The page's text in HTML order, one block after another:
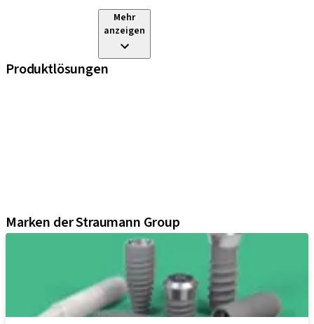
Mehr
anzeigen
Produktlösungen
Marken der Straumann Group